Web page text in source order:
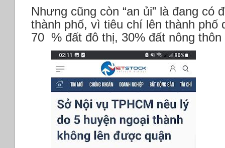
Nhưng cũng còn “an ủi” là đang có
thành phố, vì tiêu chí lên thành phố
70 % đất đô thị, 30% đất nông thôn